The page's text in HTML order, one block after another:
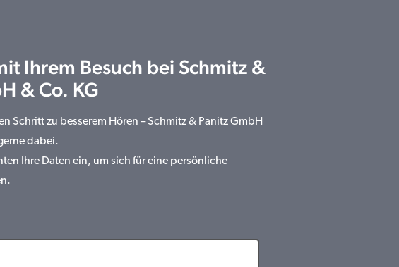
Ihrem Besuch bei Schmitz &
& Co. KG
Schritt zu besserem Hören – Schmitz & Panitz GmbH
dabei.
Ihre Daten ein, um sich für eine persönliche